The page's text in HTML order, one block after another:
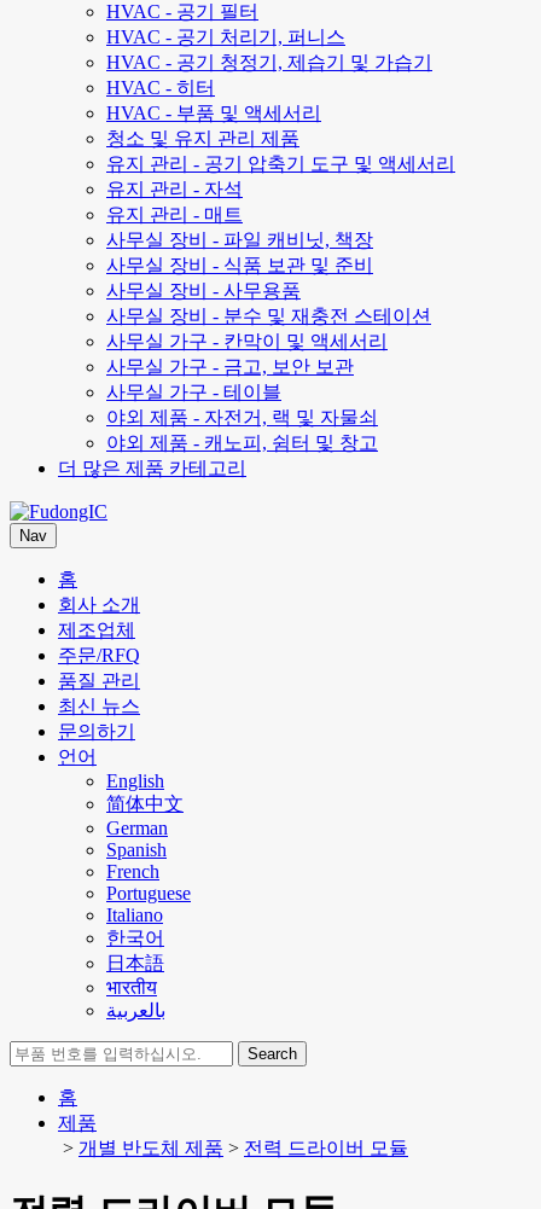
HVAC - 공기 필터
HVAC - 공기 처리기, 퍼니스
HVAC - 공기 청정기, 제습기 및 가습기
HVAC - 히터
HVAC - 부품 및 액세서리
청소 및 유지 관리 제품
유지 관리 - 공기 압축기 도구 및 액세서리
유지 관리 - 자석
유지 관리 - 매트
사무실 장비 - 파일 캐비닛, 책장
사무실 장비 - 식품 보관 및 준비
사무실 장비 - 사무용품
사무실 장비 - 분수 및 재충전 스테이션
사무실 가구 - 칸막이 및 액세서리
사무실 가구 - 금고, 보안 보관
사무실 가구 - 테이블
야외 제품 - 자전거, 랙 및 자물쇠
야외 제품 - 캐노피, 쉼터 및 창고
더 많은 제품 카테고리
Nav
홈
회사 소개
제조업체
주문/RFQ
품질 관리
최신 뉴스
문의하기
언어
English
简体中文
German
Spanish
French
Portuguese
Italiano
한국어
日本語
भारतीय
بالعربية
Search
홈
제품
> 개별 반도체 제품 > 전력 드라이버 모듈